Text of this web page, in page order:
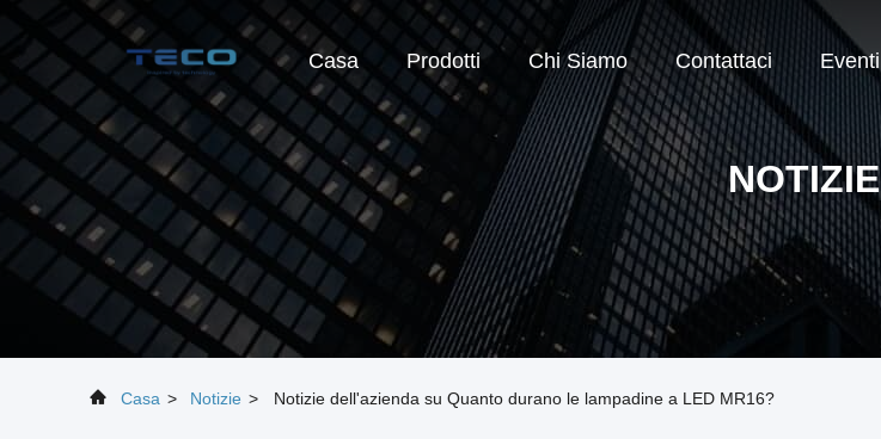
Casa Prodotti Chi Siamo Contattaci Eventi
NOTIZIE
Casa > Notizie > Notizie dell'azienda su Quanto durano le lampadine a LED MR16?